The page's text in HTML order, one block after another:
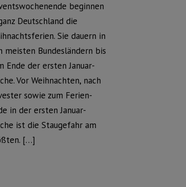
beginnen
Deutschland die
Sie dauern in
meisten Bundesländern bis
Ende der ersten Januar-
Vor Weihnachten, nach
sowie zum Ferien-
in der ersten Januar-
ist die Staugefahr am
[…]